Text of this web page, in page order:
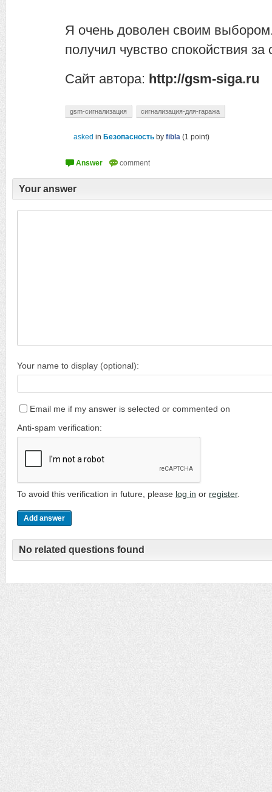
Я очень доволен своим
получил чувство спокойствия за
Сайт автора: http://gsm-siga.ru
gsm-сигнализация сигнализация-для-гаража
asked in Безопасность by fibla (1 point)
Your answer
Your name to display (optional):
Email me if my answer is selected or commented on
Anti-spam verification:
To avoid this verification in future, please log in or register.
No related questions found